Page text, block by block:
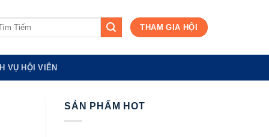
THAM GIA HỘI
VỤ HỘI VIÊN
SẢN PHẨM HOT